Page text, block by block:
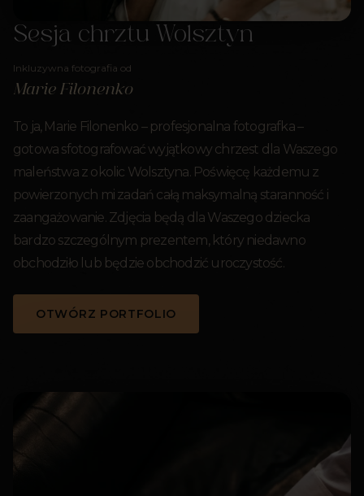
Sesja chrztu Wolsztyn
Inkluzywna fotografia od
Marie Filonenko
To ja, Marie Filonenko – profesjonalna fotografka –
gotowa sfotografować wyjątkowy chrzest dla Waszego
maleństwa z okolic Wolsztyna. Poświęcę każdemu z
powierzonych mi zadań całą maksymalną staranność i
zaangażowanie. Zdjęcia będą dla Waszego dziecka
bardzo szczególnym prezentem, który niedawno
obchodziło lub będzie obchodzić uroczystość.
OTWÓRZ PORTFOLIO